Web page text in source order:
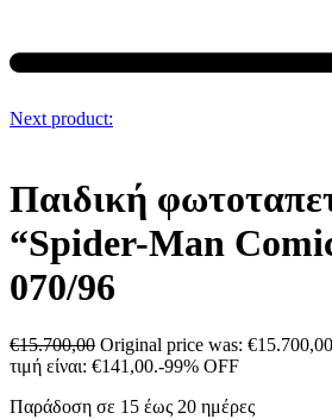
Next product:
Παιδική
“Spider-Man
070/96
€15.700,00 Original price was:
τιμή είναι: €141,00.-99% OFF
Παράδοση σε 15 έως 20 ημέρες